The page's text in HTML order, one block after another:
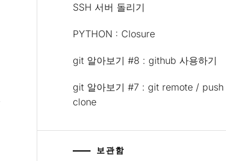
SSH 서버 돌리기
PYTHON : Closure
git 알아보기 #8 : github 사용하기
git 알아보기 #7 : git remote /
clone
보관함